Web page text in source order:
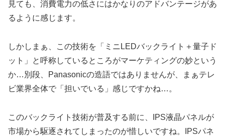
見ても、消費電力の低さにはかなりのアドバンテージがあ
るように感じます。
しかしまぁ、この技術を「ミニLEDバックライト＋量子ド
ット」と呼称しているところがマーケティングの妙という
か…別段、Panasonicの造語ではありませんが、まぁテレ
ビ業界全体で「担いでいる」感じですかね…。
このバックライト技術が普及する前に、IPS液晶パネルが
市場から駆逐されてしまったのが惜しいですね。IPSパネ